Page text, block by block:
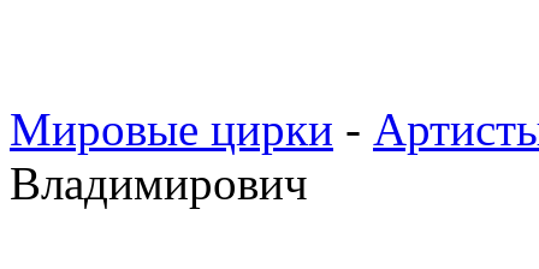
Мировые цирки -
Владимирович